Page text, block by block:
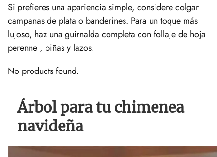
Si prefieres una apariencia simple, considere colgar
campanas de plata o banderines. Para un toque más
lujoso, haz una guirnalda completa con follaje de hoja
perenne , piñas y lazos.
No products found.
Árbol para tu chimenea
navideña